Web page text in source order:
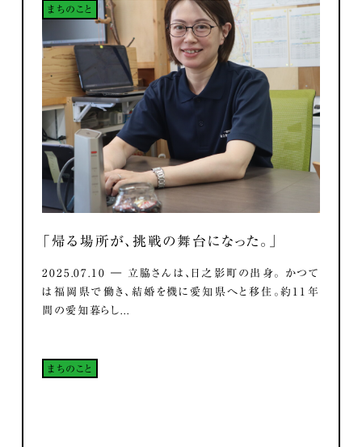
まちのこと
「帰る場所が、挑戦の舞台になった。」
2025.07.10 ― 立脇さんは、日之影町の出身。 かつて
は福岡県で働き、結婚を機に愛知県へと移住。約11年
間の愛知暮らし...
まちのこと